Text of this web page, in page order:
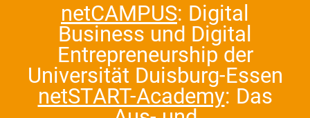
netCAMPUS: Digital
Business und Digital
Entrepreneurship der
Universität Duisburg-Essen
netSTART-Academy: Das